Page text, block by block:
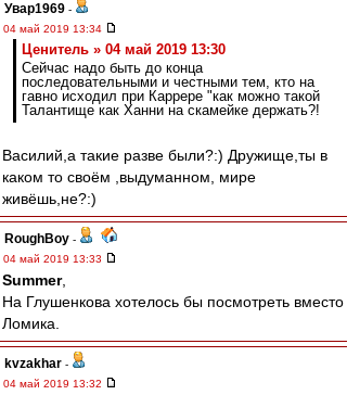
Увар1969 -
04 май 2019 13:34
Ценитель » 04 май 2019 13:30
Сейчас надо быть до конца
последовательными и честными тем, кто на
гавно исходил при Каррере "как можно такой
Талантище как Ханни на скамейке держать?!
Василий,а такие разве были?:) Дружище,ты в
каком то своём ,выдуманном, мире
живёшь,не?:)
RoughBoy -
04 май 2019 13:33
Summer,
На Глушенкова хотелось бы посмотреть вместо
Ломика.
kvzakhar -
04 май 2019 13:32